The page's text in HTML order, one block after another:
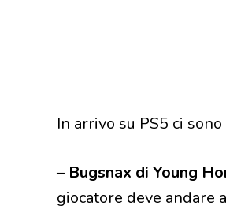
In arrivo su PS5 ci
– Bugsnax di Young
giocatore deve andare